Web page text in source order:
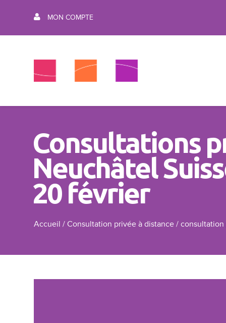
MON COMPTE
Consultations
Neuchâtel
20 février
Accueil /Consultation privée à distance /